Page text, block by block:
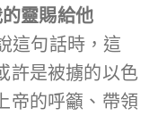
靈賜給他
這句話時，這
許是被擄的以色
帝的呼籲、帶領